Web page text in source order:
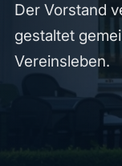
Der Vorstand
gestaltet
Vereinsleben.